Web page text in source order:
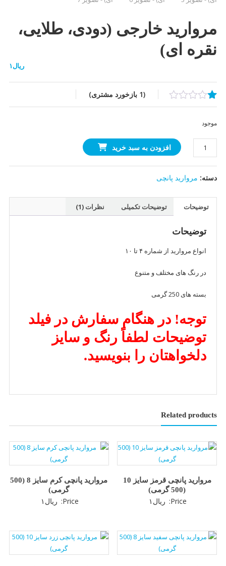
مروارید خارجی (دودی، طلایی،
نقره ای)
ریال۱
امتیازدهی
از
1
امتیازدهی
(
1 بازخورد مشتری)
موجود
مروارید
خارجی
(دودی،
طلایی،
افزودن به سبد خرید
دسته: مروارید پانچی
توضیحات توضیحات تکمیلی نظرات (1)
توضیحات
انواع مروارید از شماره ۴ تا ۱۰
در رنگ های مختلف و متنوع
بسته های 250 گرمی
توجه! در هنگام سفارش در فیلد
توضیحات لطفاً رنگ و سایز
دلخواهتان را بنویسید.
Related products
مروارید پانچی قرمز سایز 10
(500 گرمی)
Price: ریال ۱
مروارید پانچی کرم سایز 8 (500
گرمی)
Price: ریال ۱